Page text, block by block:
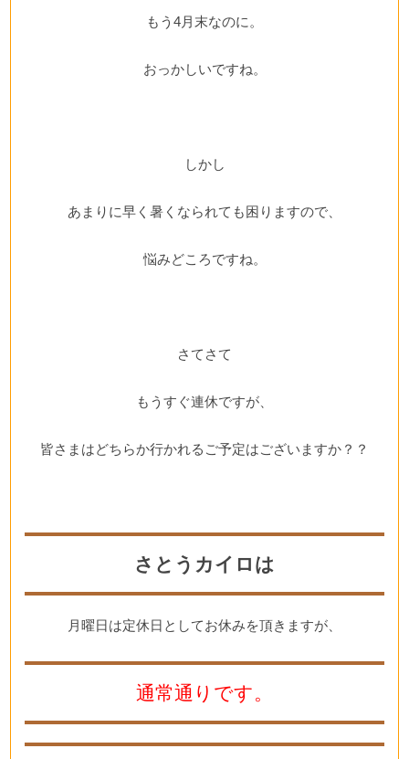
もう4月末なのに。
おっかしいですね。
しかし
あまりに早く暑くなられても困りますので、
悩みどころですね。
さてさて
もうすぐ連休ですが、
皆さまはどちらか行かれるご予定はございますか？？
さとうカイロは
月曜日は定休日としてお休みを頂きますが、
通常通りです。